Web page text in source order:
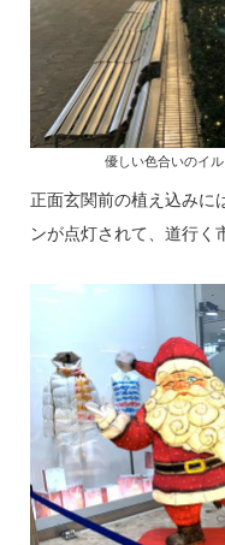
優しい色合いのイ
正面玄関前の植え込みに
ンが点灯されて、道行く